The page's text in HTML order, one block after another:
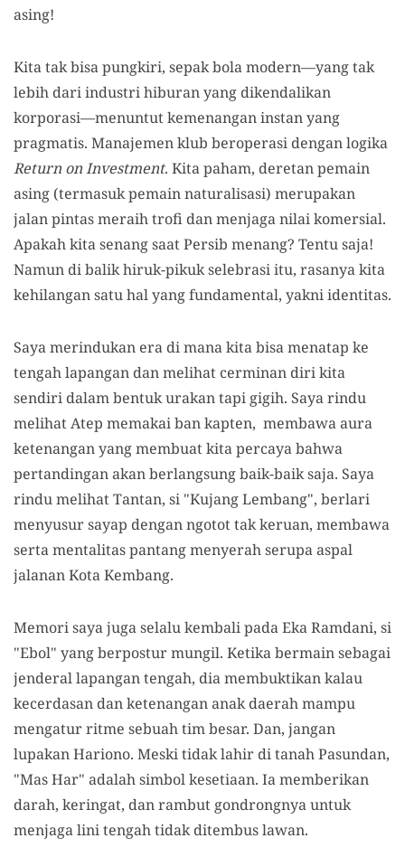
asing!
Kita tak bisa pungkiri, sepak bola modern—yang tak
lebih dari industri hiburan yang dikendalikan
korporasi—menuntut kemenangan instan yang
pragmatis. Manajemen klub beroperasi dengan logika
Return on Investment. Kita paham, deretan pemain
asing (termasuk pemain naturalisasi) merupakan
jalan pintas meraih trofi dan menjaga nilai komersial.
Apakah kita senang saat Persib menang? Tentu saja!
Namun di balik hiruk-pikuk selebrasi itu, rasanya kita
kehilangan satu hal yang fundamental, yakni identitas.
Saya merindukan era di mana kita bisa menatap ke
tengah lapangan dan melihat cerminan diri kita
sendiri dalam bentuk urakan tapi gigih. Saya rindu
melihat Atep memakai ban kapten, membawa aura
ketenangan yang membuat kita percaya bahwa
pertandingan akan berlangsung baik-baik saja. Saya
rindu melihat Tantan, si "Kujang Lembang", berlari
menyusur sayap dengan ngotot tak keruan, membawa
serta mentalitas pantang menyerah serupa aspal
jalanan Kota Kembang.
Memori saya juga selalu kembali pada Eka Ramdani, si
"Ebol" yang berpostur mungil. Ketika bermain sebagai
jenderal lapangan tengah, dia membuktikan kalau
kecerdasan dan ketenangan anak daerah mampu
mengatur ritme sebuah tim besar. Dan, jangan
lupakan Hariono. Meski tidak lahir di tanah Pasundan,
"Mas Har" adalah simbol kesetiaan. Ia memberikan
darah, keringat, dan rambut gondrongnya untuk
menjaga lini tengah tidak ditembus lawan.